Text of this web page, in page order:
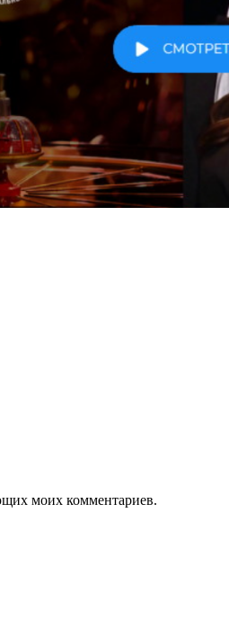
моих комментариев.